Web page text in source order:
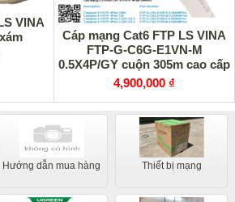
VINA
Cáp mạng Cat6 FTP LS VINA
FTP-G-C6G-E1VN-M
0.5X4P/GY cuộn 305m cao cấp
4,900,000 ₫
Hướng dẫn mua hàng Thiết bị mạng